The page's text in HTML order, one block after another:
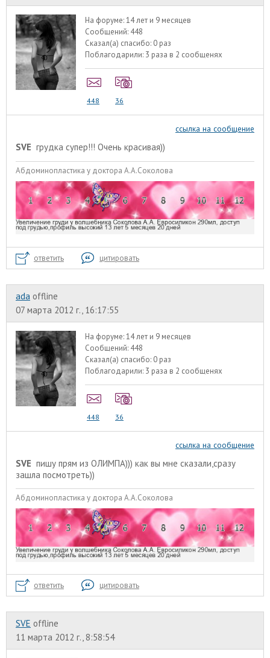
На форуме:14 лет и 9 месяцев
Сообщений: 448
Сказал(а) спасибо: 0 раз
Поблагодарили: 3 раза в 2 сообщенях
448 36
ссылка на сообщение
SVE грудка супер!!! Очень красивая))
Абдоминопластика у доктора А.А.Соколова
ответить цитировать
ada offline
07 марта 2012 г., 16:17:55
На форуме:14 лет и 9 месяцев
Сообщений: 448
Сказал(а) спасибо: 0 раз
Поблагодарили: 3 раза в 2 сообщенях
448 36
ссылка на сообщение
SVE пишу прям из ОЛИМПА))) как вы мне сказали,сразу
зашла посмотреть))
Абдоминопластика у доктора А.А.Соколова
ответить цитировать
SVE offline
11 марта 2012 г., 8:58:54